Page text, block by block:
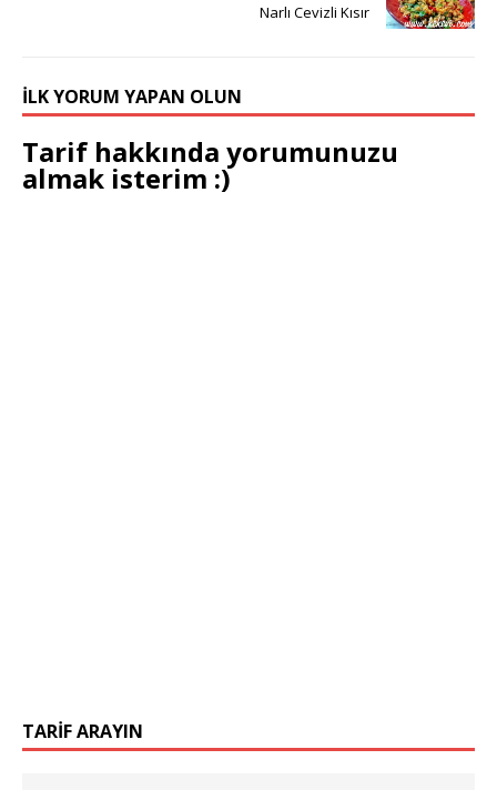
Narlı Cevizli Kısır
İLK YORUM YAPAN OLUN
Tarif hakkında yorumunuzu
almak isterim :)
TARIF ARAYIN